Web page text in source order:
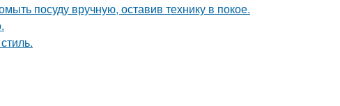
посуду вручную, оставив технику в покое.